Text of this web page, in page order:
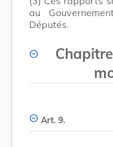
au
Députés.
Art. 9.